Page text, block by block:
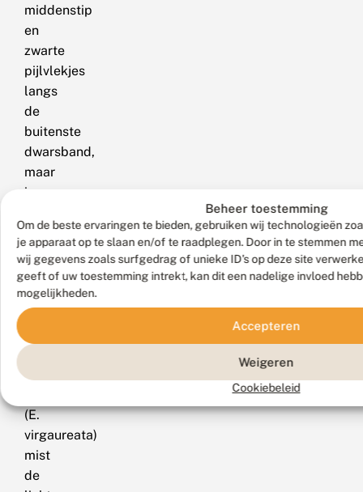
Beheer toestemming
Om de beste ervaringen te bieden, gebruiken wij technologieën
je apparaat op te slaan en/of te raadplegen. Door in te stemmen
wij gegevens zoals surfgedrag of unieke ID's op deze site
geeft of uw toestemming intrekt, kan dit een nadelige invloed
mogelijkheden.
Accepteren
Weigeren
Cookiebeleid
middenstip
en
zwarte
pijlvlekjes
langs
de
buitenste
dwarsband,
maar
is
kleiner
en
vliegt
vroeger
in
De
(E.
virgaureata)
mist
de